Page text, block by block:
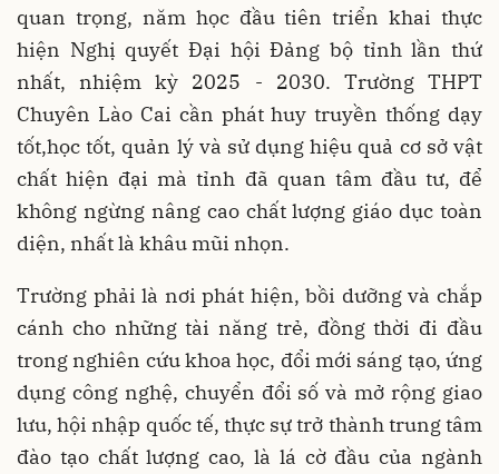
quan trọng, năm học đầu tiên triển khai thực
hiện Nghị quyết Đại hội Đảng bộ tỉnh lần thứ
nhất, nhiệm kỳ 2025 - 2030. Trường THPT
Chuyên Lào Cai cần phát huy truyền thống dạy
tốt,học tốt, quản lý và sử dụng hiệu quả cơ sở vật
chất hiện đại mà tỉnh đã quan tâm đầu tư, để
không ngừng nâng cao chất lượng giáo dục toàn
diện, nhất là khâu mũi nhọn.
Trường phải là nơi phát hiện, bồi dưỡng và chắp
cánh cho những tài năng trẻ, đồng thời đi đầu
trong nghiên cứu khoa học, đổi mới sáng tạo, ứng
dụng công nghệ, chuyển đổi số và mở rộng giao
lưu, hội nhập quốc tế, thực sự trở thành trung tâm
đào tạo chất lượng cao, là lá cờ đầu của ngành